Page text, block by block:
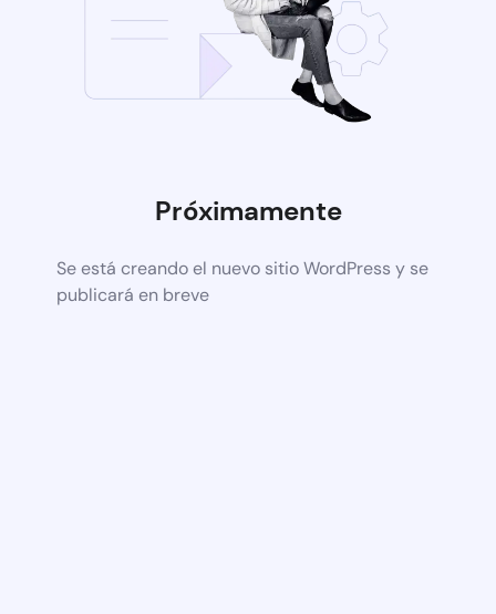
Próximamente
Se está creando el nuevo sitio WordPress y se
publicará en breve